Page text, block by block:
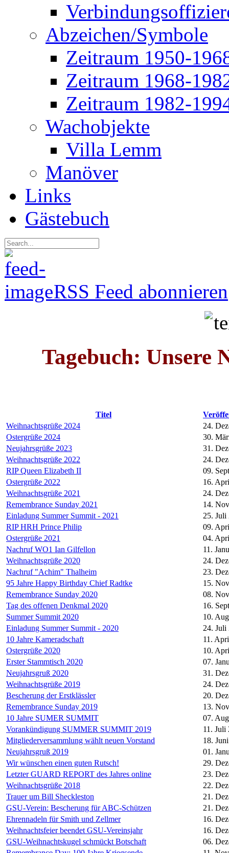
Abzeichen/Symbole
Zeitraum 1950-
Zeitraum 1968-
Zeitraum 1982-
Wachobjekte
Villa Lemm
Manöver
Links
Gästebuch
RSS Feed abonnieren
Tagebuch: Unsere
Titel
Weihnachtsgrüße 2024
24.
Ostergrüße 2024
30.
Neujahrsgrüße 2023
31.
Weihnachtsgrüße 2022
24.
RIP Queen Elizabeth II
09.
Ostergrüße 2022
16.
Weihnachtsgrüße 2021
24.
Remembrance Sunday 2021
14.
Einladung Summer Summit - 2021
25. Juli
RIP HRH Prince Philip
09.
Ostergrüße 2021
04.
Nachruf WO1 Ian Gilfellon
11.
Weihnachtsgrüße 2020
24.
Nachruf "Achim" Thalheim
23.
95 Jahre Happy Birthday Chief Radtke
15.
Remembrance Sunday 2020
08.
Tag des offenen Denkmal 2020
16.
Summer Summit 2020
10.
Einladung Summer Summit - 2020
24. Juli
10 Jahre Kameradschaft
11.
Ostergrüße 2020
10.
Erster Stammtisch 2020
07.
Neujahrsgruß 2020
31.
Weihnachtsgrüße 2019
24.
Bescherung der Erstklässler
20.
Remembrance Sunday 2019
13.
10 Jahre SUMER SUMMIT
07.
Vorankündigung SUMMER SUMMIT 2019
11. Juli
Mitgliederversammlung wählt neuen Vorstand
18.
Neujahrsgruß 2019
01.
Wir wünschen einen guten Rutsch!
29.
Letzter GUARD REPORT des Jahres online
23.
Weihnachtsgrüße 2018
22.
Trauer um Bill Sheckleston
21.
GSU-Verein: Bescherung für ABC-Schützen
21.
Ehrennadeln für Smith und Zellmer
16.
Weihnachtsfeier beendet GSU-Vereinsjahr
16.
GSU-Weihnachtskugel schmückt Botschaft
06.